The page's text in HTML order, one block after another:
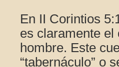
En II Corintios
es claramente
hombre. Este
“tabernáculo” o